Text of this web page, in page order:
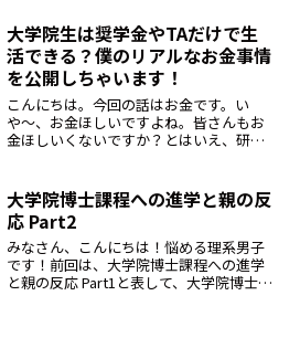
大学院生は奨学金やTAだけで生
活できる？僕のリアルなお金事情
を公開しちゃいます！
こんにちは。今回の話はお金です。い
や〜、お金ほしいですよね。皆さんもお
金ほしいくないですか？とはいえ、研究
ら大学院生の生活を知ってもらえればと
思います。※個人の実体験に...
大学院博士課程への進学と親の反
応 Part2
みなさん、こんにちは！悩める理系男子
です！前回は、大学院博士課程への進学
と親の反応 Part1と表して、大学院博士課